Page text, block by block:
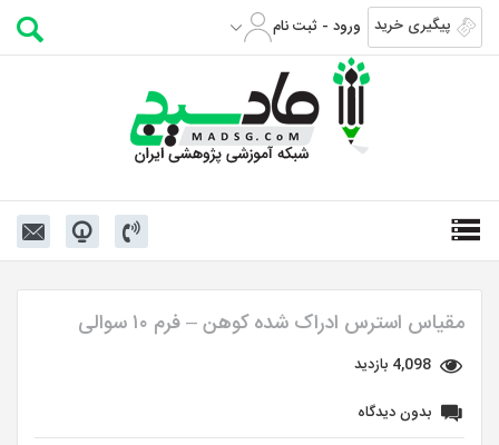
پیگیری خرید ورود - ثبت نام
مقیاس استرس ادراک شده کوهن – فرم ۱۰ سوالی
4,098 بازدید
بدون دیدگاه